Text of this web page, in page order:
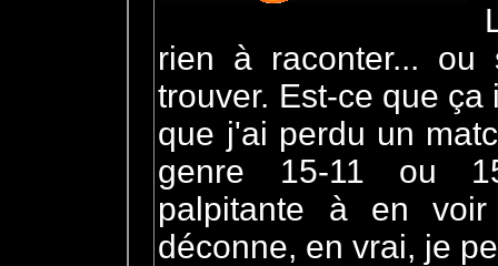
rien à raconter...
trouver. Est-ce que
que j'ai perdu un
genre 15-11 ou
palpitante à en
déconne, en vrai, je